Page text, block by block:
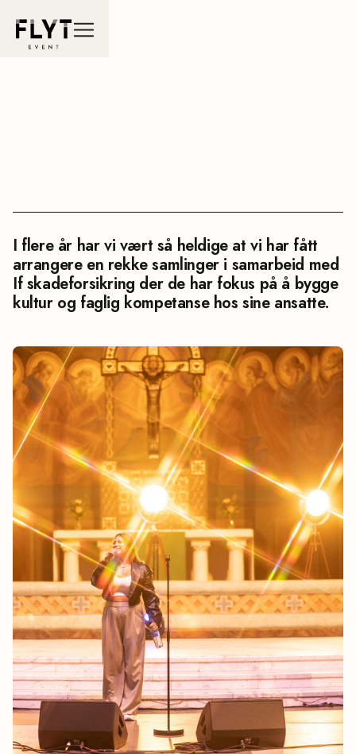
I flere år har vi vært så heldige at vi har fått
arrangere en rekke samlinger i samarbeid med
If skadeforsikring der de har fokus på å bygge
kultur og faglig kompetanse hos sine ansatte.